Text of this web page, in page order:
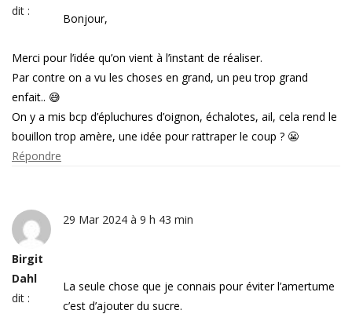
dit :
Bonjour,
Merci pour l’idée qu’on vient à l’instant de réaliser.
Par contre on a vu les choses en grand, un peu trop grand
enfait.. 😅
On y a mis bcp d’épluchures d’oignon, échalotes, ail, cela rend le
bouillon trop amère, une idée pour rattraper le coup ? 😬
Répondre
Birgit
Dahl
dit :
29 Mar 2024 à 9 h 43 min
La seule chose que je connais pour éviter l’amertume
c’est d’ajouter du sucre.